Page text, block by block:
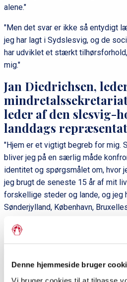
Denne hjemmeside bruger
Vi bruger cookies til at tilpasse
alene."
"Men det svar er ikke så entydigt
jeg har lagt i Sydslesvig, og de
har udviklet et stærkt
mig."
Jan Diedrichsen,
leder af den slesvig-
landdags
"Hjem er et vigtigt begreb for mig.
bliver jeg på en særlig måde
identitet og spørgsmålet om, hvor
jeg brugt de seneste 15 år af mit
forskellige steder og lande, og jeg
Sønderjylland, København,
"Sønderjylland, hvor jeg er født og
ankommer til banegården i
hører jeg til. Her har jeg hjemme."